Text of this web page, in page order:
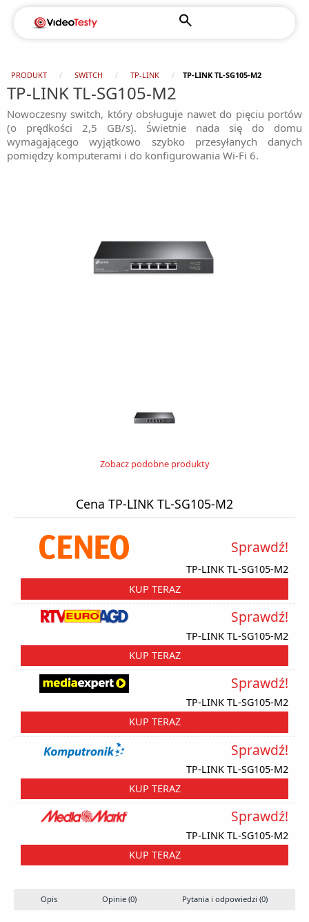
PRODUKT SWITCH TP-LINK TP-LINK TL-SG105-M2
TP-LINK TL-SG105-M2
Nowoczesny switch, który obsługuje nawet do pięciu portów
(o prędkości 2,5 GB/s). Świetnie nada się do domu
wymagającego wyjątkowo szybko przesyłanych danych
pomiędzy komputerami i do konfigurowania Wi-Fi 6.
Zobacz podobne produkty
Cena TP-LINK TL-SG105-M2
TP-LINK TL-SG105-M2
Sprawdź!
KUP TERAZ
TP-LINK TL-SG105-M2
Sprawdź!
KUP TERAZ
TP-LINK TL-SG105-M2
Sprawdź!
KUP TERAZ
TP-LINK TL-SG105-M2
Sprawdź!
KUP TERAZ
TP-LINK TL-SG105-M2
Sprawdź!
KUP TERAZ
Opis Opinie (0) Pytania i odpowiedzi (0)